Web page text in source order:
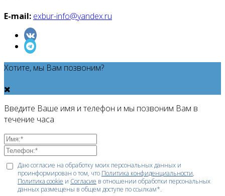
E-mail: exbur-info@yandex.ru
Хотите, мы Вам позвоним?
Введите Ваше имя и телефон и мы позвоним Вам в
течение часа
Даю согласие на обработку моих персональных данных и
проинформирован о том, что Политика конфиденциальности,
Политика cookie и Согласие в отношении обработки персональных
данных размещены в общем доступе по ссылкам*.